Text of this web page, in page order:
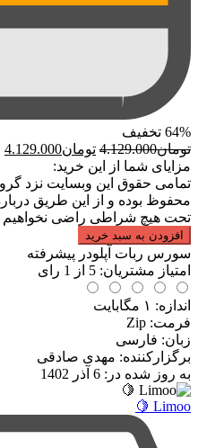
64% تخفیف
تومان4.129.000 قیمت
اصلی:
تومان4.129.000
بود.
تومان4.129.000
مزایای شما از این خرید:
تمامی حقوق این وبسایت نزد
محفوظ بوده و از این طریق
تحت هیچ شراطی راضی نخواهیم
افزودن به سبد خرید
سورس ربات آپلودر پیشرفته
امتیاز مشتریان: 5 از 1 رای
اندازه: ۱ مگابایت
فرمت:
Zip
زبان: فارسی
برگزارکننده: مهدی صادقی
به روز شده در: 6 آذر 1402
Limoo 🍋